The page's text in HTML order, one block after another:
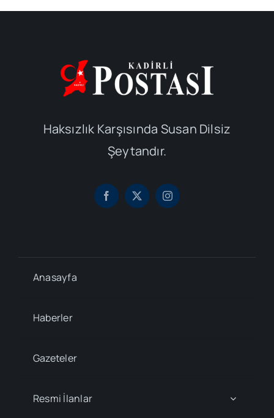
Haksızlık Karşısında Susan Dilsiz
Şeytandır.
Anasayfa
Haberler
Gazeteler
Resmi İlanlar